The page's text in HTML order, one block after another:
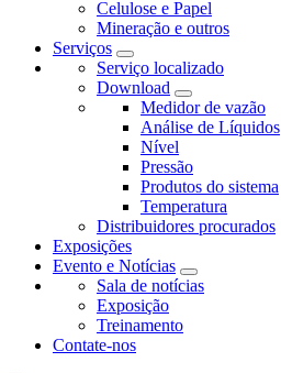
Celulose e Papel
Mineração e outros
Serviços
Serviço localizado
Download
Medidor de vazão
Análise de Líquidos
Nível
Pressão
Produtos do sistema
Temperatura
Distribuidores procurados
Exposições
Evento e Notícias
Sala de notícias
Exposição
Treinamento
Contate-nos